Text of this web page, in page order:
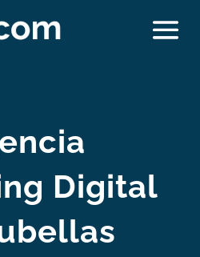
Digital